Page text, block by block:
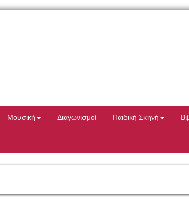
Μουσική Διαγωνισμοί Παιδική Σκηνή